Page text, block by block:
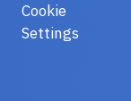
Cookie
Settings